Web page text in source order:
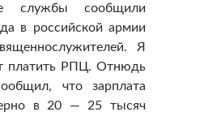
службы сообщили
в российской армии
Я
платить РПЦ. Отнюдь
что зарплата
в 20 — 25 тысяч